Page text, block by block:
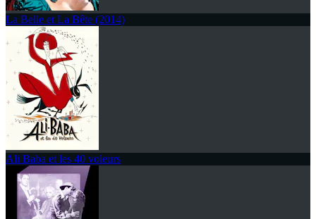
La Belle et La Bête (2014)
Ali Baba et les 40 voleurs